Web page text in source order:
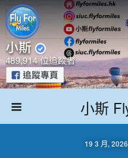
小斯
19 3 月,